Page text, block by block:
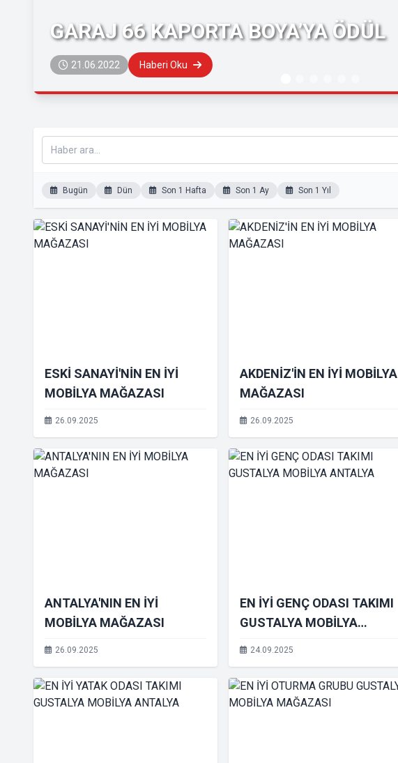
GARAJ 66 KAPORTA BOYA’YA ÖDÜL
21.06.2022 Haberi Oku
Bugün Dün Son 1 Hafta Son 1 Ay Son 1 Yıl
ESKİ SANAYİ'NİN EN İYİ
MOBİLYA MAĞAZASI
26.09.2025
AKDENİZ'İN EN İYİ MOBİLYA
MAĞAZASI
26.09.2025
ANTALYA'NIN EN İYİ
MOBİLYA MAĞAZASI
26.09.2025
EN İYİ GENÇ ODASI TAKIMI
GUSTALYA MOBİLYA
ANTALYA
24.09.2025